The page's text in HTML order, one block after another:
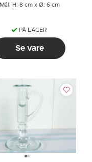
Mål: H: 8 cm x Ø: 6 cm
PÅ LAGER
Se vare